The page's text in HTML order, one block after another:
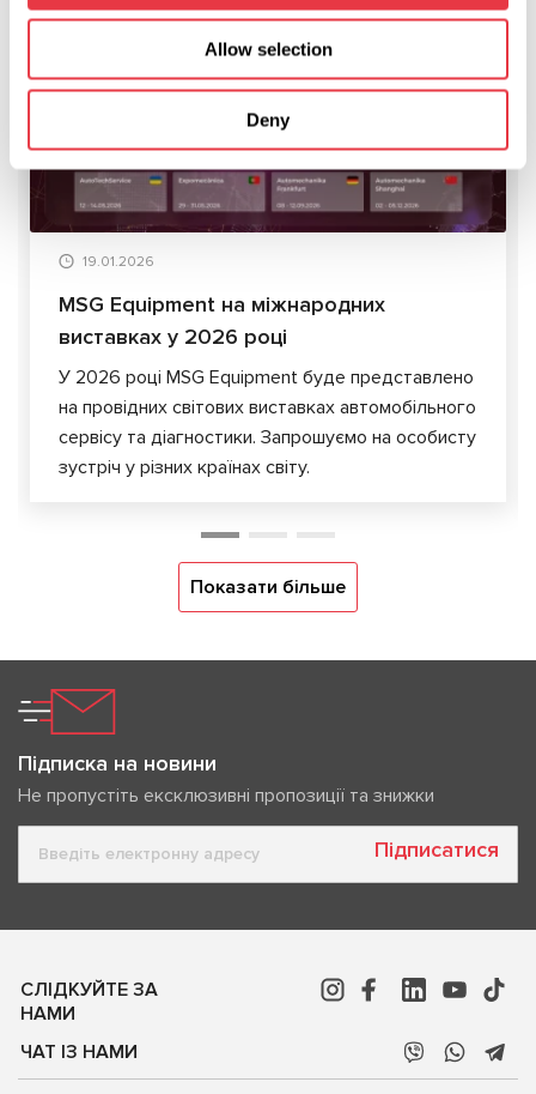
Allow selection
Deny
АКТУАЛЬНІ НОВИНИ
19.01.2026
MSG Equipment на міжнародних
виставках у 2026 році
У 2026 році MSG Equipment буде представлено
на провідних світових виставках автомобільного
сервісу та діагностики. Запрошуємо на особисту
зустріч у різних країнах світу.
Показати більше
Підписка на новини
Не пропустіть ексклюзивні пропозиції та знижки
Підписатися
СЛІДКУЙТЕ ЗА
НАМИ
ЧАТ ІЗ НАМИ